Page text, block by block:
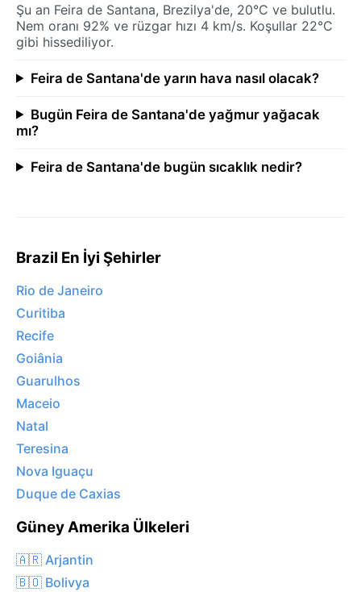
Şu an Feira de Santana, Brezilya'de, 20°C ve bulutlu.
Nem oranı 92% ve rüzgar hızı 4 km/s. Koşullar 22°C
gibi hissediliyor.
Feira de Santana'de yarın hava nasıl olacak?
Bugün Feira de Santana'de yağmur yağacak
mı?
Feira de Santana'de bugün sıcaklık nedir?
Brazil En İyi Şehirler
Rio de Janeiro
Curitiba
Recife
Goiânia
Guarulhos
Maceio
Natal
Teresina
Nova Iguaçu
Duque de Caxias
Güney Amerika Ülkeleri
🇦🇷 Arjantin
🇧🇴 Bolivya